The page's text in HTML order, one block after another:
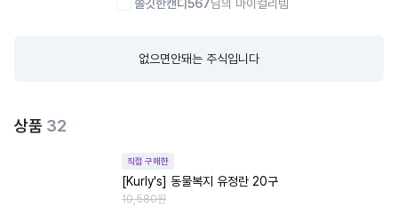
쫄깃한캔디567님의 마이컬리템
없으면안돼는 주식입니다
상품 32
직접 구매한
[Kurly's] 동물복지 유정란 20구
10,580원